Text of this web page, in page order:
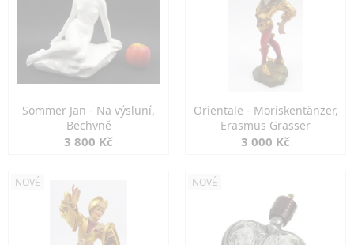
Sommer Jan - Na výsluní,
Bechyně
3 800 Kč
Orientale - Moriskentänzer,
Erasmus Grasser
3 000 Kč
NOVÉ NOVÉ